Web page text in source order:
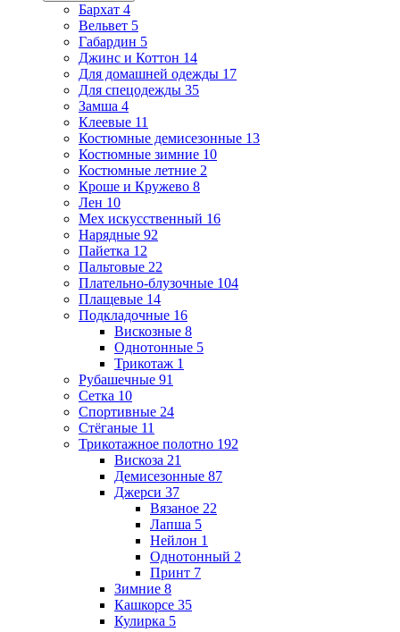
Бархат 4
Вельвет 5
Габардин 5
Джинс и Коттон 14
Для домашней одежды 17
Для спецодежды 35
Замша 4
Клеевые 11
Костюмные демисезонные 13
Костюмные зимние 10
Костюмные летние 2
Кроше и Кружево 8
Лен 10
Мех искусственный 16
Нарядные 92
Пайетка 12
Пальтовые 22
Плательно-блузочные 104
Плащевые 14
Подкладочные 16
Вискозные 8
Однотонные 5
Трикотаж 1
Рубашечные 91
Сетка 10
Спортивные 24
Стёганые 11
Трикотажное полотно 192
Вискоза 21
Демисезонные 87
Джерси 37
Вязаное 22
Лапша 5
Нейлон 1
Однотонный 2
Принт 7
Зимние 8
Кашкорсе 35
Кулирка 5